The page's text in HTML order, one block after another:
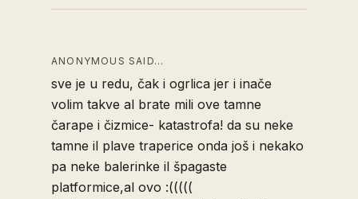
ANONYMOUS SAID…
sve je u redu, čak i ogrlica jer i inače
volim takve al brate mili ove tamne
čarape i čizmice- katastrofa! da su neke
tamne il plave traperice onda još i nekako
pa neke balerinke il špagaste
platformice,al ovo :(((((